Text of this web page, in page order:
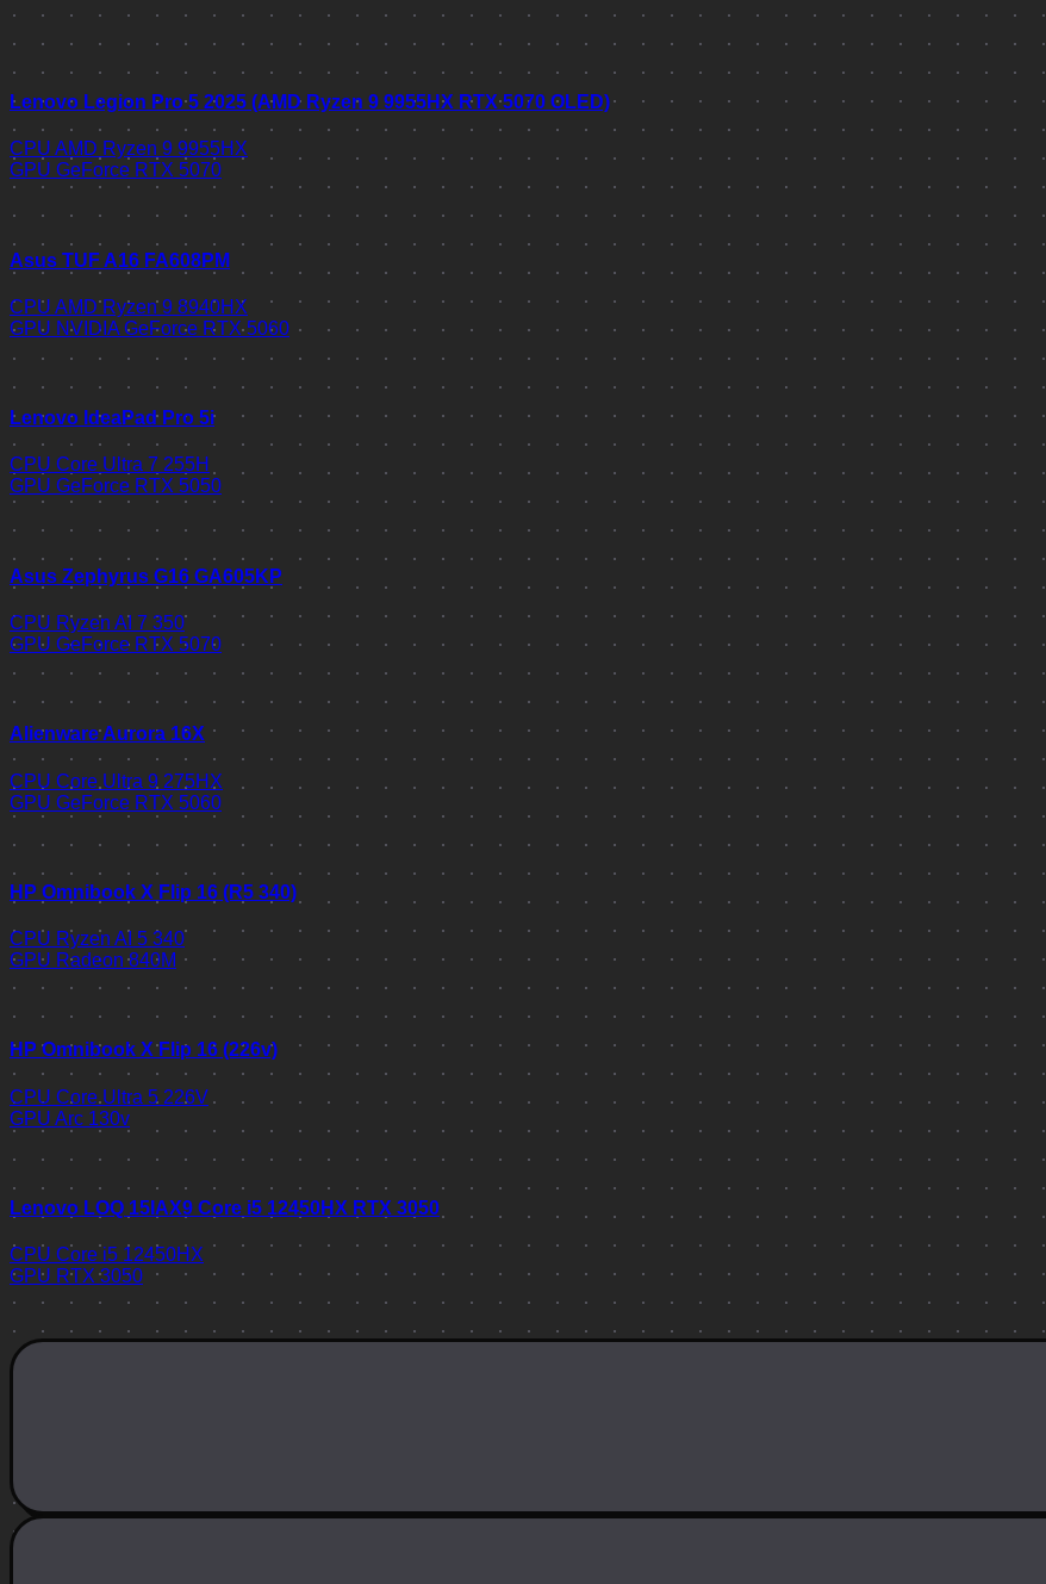
Lenovo Legion Pro 5 2025 (AMD Ryzen 9 9955HX RTX 5070 OLED)
CPU AMD Ryzen 9 9955HX
GPU GeForce RTX 5070
Asus TUF A16 FA608PM
CPU AMD Ryzen 9 8940HX
GPU NVIDIA GeForce RTX 5060
Lenovo IdeaPad Pro 5i
CPU Core Ultra 7 255H
GPU GeForce RTX 5050
Asus Zephyrus G16 GA605KP
CPU Ryzen AI 7 350
GPU GeForce RTX 5070
Alienware Aurora 16X
CPU Core Ultra 9 275HX
GPU GeForce RTX 5060
HP Omnibook X Flip 16 (R5 340)
CPU Ryzen AI 5 340
GPU Radeon 840M
HP Omnibook X Flip 16 (226v)
CPU Core Ultra 5 226V
GPU Arc 130v
Lenovo LOQ 15IAX9 Core i5 12450HX RTX 3050
CPU Core i5 12450HX
GPU RTX 3050